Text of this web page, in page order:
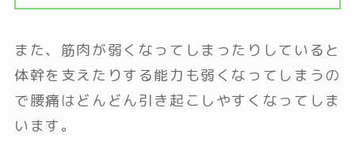
また、筋肉が弱くなってしまったりしていると
体幹を支えたりする能力も弱くなってしまうの
で腰痛はどんどん引き起こしやすくなってしま
います。